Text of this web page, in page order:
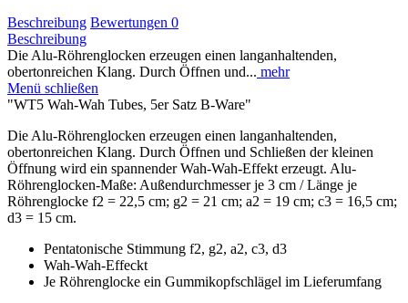
Beschreibung Bewertungen 0
Beschreibung
Die Alu-Röhrenglocken erzeugen einen langanhaltenden,
obertonreichen Klang. Durch Öffnen und... mehr
Menü schließen
"WT5 Wah-Wah Tubes, 5er Satz B-Ware"
Die Alu-Röhrenglocken erzeugen einen langanhaltenden,
obertonreichen Klang. Durch Öffnen und Schließen der kleinen
Öffnung wird ein spannender Wah-Wah-Effekt erzeugt. Alu-
Röhrenglocken-Maße: Außendurchmesser je 3 cm / Länge je
Röhrenglocke f2 = 22,5 cm; g2 = 21 cm; a2 = 19 cm; c3 = 16,5 cm;
d3 = 15 cm.
Pentatonische Stimmung f2, g2, a2, c3, d3
Wah-Wah-Effeckt
Je Röhrenglocke ein Gummikopfschlägel im Lieferumfang